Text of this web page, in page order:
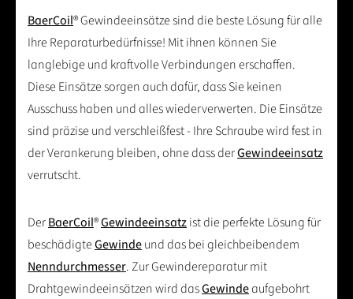
BaerCoil® Gewindeeinsätze sind die beste Lösung für alle
Ihre Reparaturbedürfnisse! Mit ihnen können Sie
langlebige und kraftvolle Verbindungen erschaffen.
Diese Einsätze sorgen auch dafür, dass Sie keinen
Ausschuss haben und alles wiederverwerten. Die Einsätze
sind präzise und verschleißfest - Ihre Schraube wird fest in
der Verankerung bleiben, ohne dass derGewindeeinsatz
verrutscht.
DerBaerCoil®Gewindeeinsatzist die perfekte Lösung für
beschädigteGewindeund das bei gleichbeibendem
Nenndurchmesser. Zur Gewindereparatur mit
Drahtgewindeeinsätzen wird dasGewindeaufgebohrt